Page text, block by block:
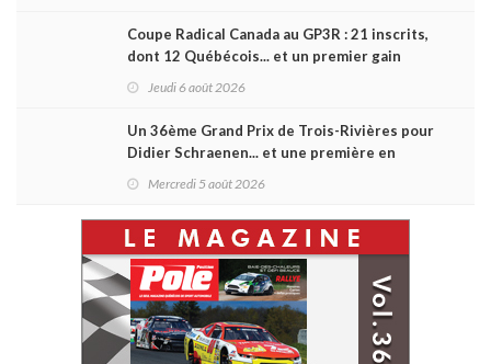
Coupe Radical Canada au GP3R : 21 inscrits,
dont 12 Québécois... et un premier gain
Jeudi 6 août 2026
Un 36ème Grand Prix de Trois-Rivières pour
Didier Schraenen... et une première en
Mercredi 5 août 2026